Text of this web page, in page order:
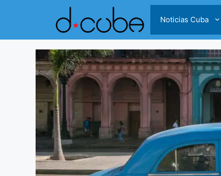
Noticias Cuba